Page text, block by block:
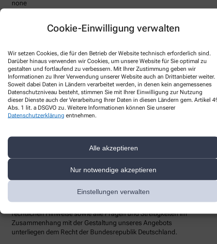
Cookie-Einwilligung verwalten
Wir setzen Cookies, die für den Betrieb der Website technisch erforderlich sind.
Darüber hinaus verwenden wir Cookies, um unsere Website für Sie optimal zu
gestalten und fortlaufend zu verbessern. Mit Ihrer Zustimmung geben wir
Informationen zu Ihrer Verwendung unserer Website auch an Drittanbieter weiter.
Soweit dabei Daten in Ländern verarbeitet werden, in denen kein angemessenes
Datenschutzniveau besteht, stimmen Sie mit Ihrer Einwilligung zur Nutzung
dieser Dienste auch der Verarbeitung Ihrer Daten in diesen Ländern gem. Artikel
Abs. 1 lit. a DSGVO zu. Weitere Informationen können Sie unserer
Datenschutzerklärung entnehmen.
Alle akzeptieren
Nur notwendige akzeptieren
Einstellungen verwalten
none
info@dk-buero.de
Weitere Hinweise
Streitschlichtung
Wir sind weder verpflichtet noch bereit, an einem
Streitbeilegungsverfahren vor einer Verbraucherschlichtungsstelle
teilzunehmen.
wir mittels Links auf Internetseiten Dritter verweisen, können wir
keine Gewähr für die fortwährende Aktualität, Richtigkeit und
Vollständigkeit der verlinkten Inhalte übernehmen, da diese
aus Ihrer Sicht Inhalte gegen geltendes Recht verstoßen oder
unangemessen sein, teilen Sie uns dies bitte mit. Unsere
rechtlichen Hinweise sowie alle Fragen und Streitigkeiten im
Zusammenhang mit der Gestaltung unseres Angebots
unterliegen dem Recht der Bundesrepublik Deutschland.